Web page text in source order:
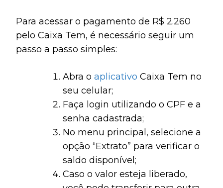
Para acessar o pagamento de R$ 2.260
pelo Caixa Tem, é necessário seguir um
passo a passo simples:
Abra o aplicativo Caixa Tem no
seu celular;
Faça login utilizando o CPF e a
senha cadastrada;
No menu principal, selecione a
opção “Extrato” para verificar o
saldo disponível;
Caso o valor esteja liberado,